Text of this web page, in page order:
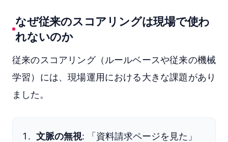
なぜ従来のスコアリングは現場で使わ
れないのか
従来のスコアリング（ルールベースや従来の機械
学習）には、現場運用における大きな課題があり
ました。
文脈の無視: 「資料請求ページを見た」